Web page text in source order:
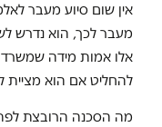
אין שום סיוע מעבר
מעבר לכך, הוא נדרש
אלו אמות מידה שמשרד
להחליט אם הוא מציית
מה הסכנה הרובצת